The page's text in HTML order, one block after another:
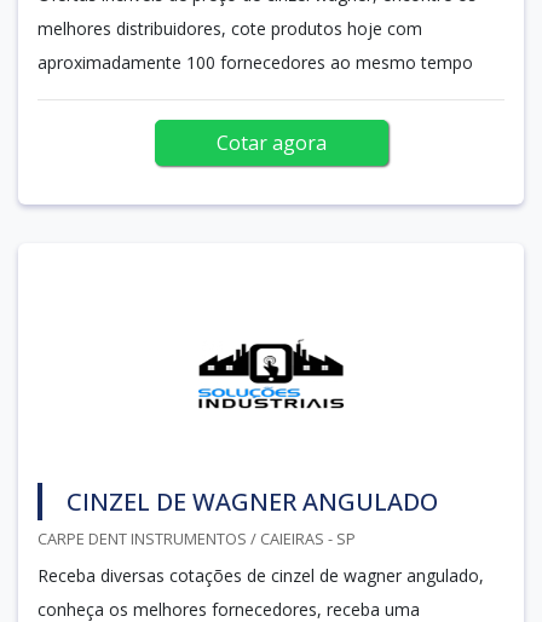
melhores distribuidores, cote produtos hoje com
aproximadamente 100 fornecedores ao mesmo tempo
Cotar agora
CINZEL DE WAGNER ANGULADO
CARPE DENT INSTRUMENTOS / CAIEIRAS - SP
Receba diversas cotações de cinzel de wagner angulado,
conheça os melhores fornecedores, receba uma